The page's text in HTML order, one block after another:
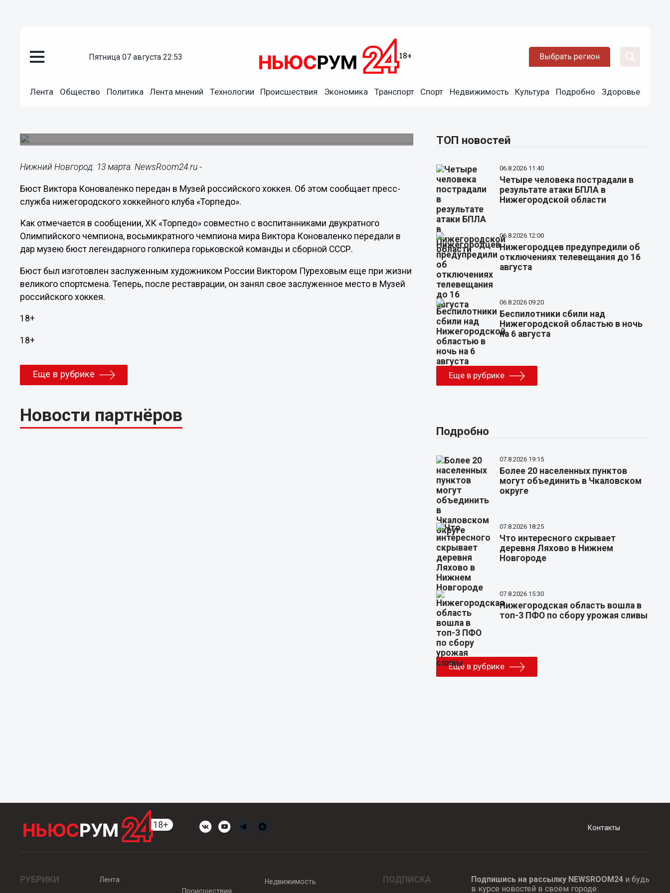
пятница 07 августа 22:53 Выбрать регион
Лента Общество Политика Лента мнений Технологии Происшествия Экономика Транспорт Спорт Недвижимость Культура Подробно Здоровье
Бюст Виктора Коноваленко передан в Музей российского
Нижний Новгород. 13 марта. NewsRoom24.ru -
Бюст Виктора Коноваленко передан в Музей российского хоккея. Об этом сообщает пресс-
служба нижегородского хоккейного клуба «Торпедо».
Как отмечается в сообщении, ХК «Торпедо» совместно с воспитанниками двукратного
Олимпийского чемпиона, восьмикратного чемпиона мира Виктора Коноваленко передали в
дар музею бюст легендарного голкипера горьковской команды и сборной СССР.
Бюст был изготовлен заслуженным художником России Виктором Пуреховым еще при жизни
великого спортсмена. Теперь, после реставрации, он занял свое заслуженное место в Музей
российского хоккея.
18+
18+
Еще в рубрике
Новости партнёров
ТОП новостей
06.8.2026 11:40
Четыре человека пострадали в
результате атаки БПЛА в
Нижегородской области
06.8.2026 12:00
Нижегородцев предупредили об
отключениях телевещания до 16
августа
06.8.2026 09:20
Беспилотники сбили над
Нижегородской областью в ночь
на 6 августа
Еще в рубрике
Подробно
07.8.2026 19:15
Более 20 населенных пунктов
могут объединить в Чкаловском
округе
07.8.2026 18:25
Что интересного скрывает
деревня Ляхово в Нижнем
Новгороде
07.8.2026 15:30
Нижегородская область вошла в
топ-3 ПФО по сбору урожая сливы
Еще в рубрике
Контакты
РУБРИКИ
Лента
Происшествия
Недвижимость ПОДПИСКА Подпишись на рассылку NEWSROOM24и будь
в курсе новостей в своём городе: